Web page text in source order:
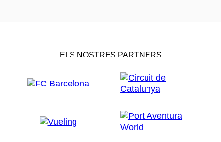
ELS NOSTRES PARTNERS